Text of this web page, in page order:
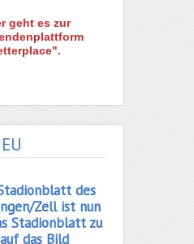
geht es zur
des
Zell ist nun
Stadionblatt zu
das Bild